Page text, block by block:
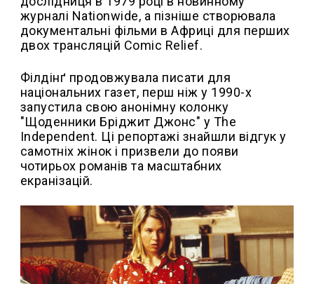
журналі Nationwide, а пізніше створювала
документальні фільми в Африці для перших
двох трансляцій Comic Relief.
Філдінґ продовжувала писати для
національних газет, перш ніж у 1990-х
запустила свою анонімну колонку
"Щоденники Бріджит Джонс" у The
Independent. Ці репортажі знайшли відгук у
самотніх жінок і призвели до появи
чотирьох романів та масштабних
екранізацій.